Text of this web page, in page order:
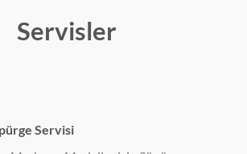
Servisler
Servisi